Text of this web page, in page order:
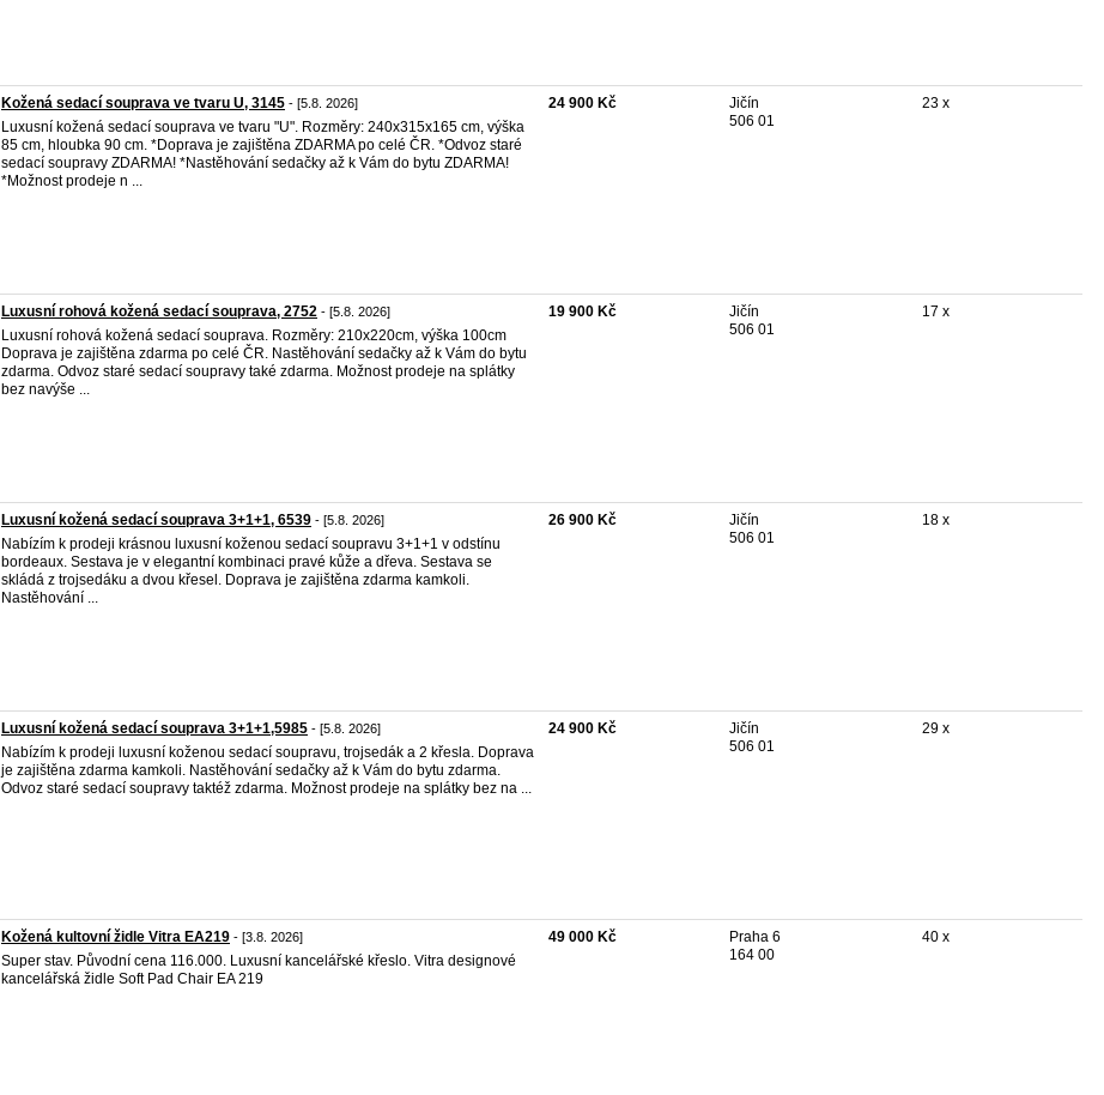
Kožená sedací souprava ve tvaru U, 3145 - [5.8. 2026]
Luxusní kožená sedací souprava ve tvaru "U". Rozměry: 240x315x165 cm, výška
85 cm, hloubka 90 cm. *Doprava je zajištěna ZDARMA po celé ČR. *Odvoz staré
sedací soupravy ZDARMA! *Nastěhování sedačky až k Vám do bytu ZDARMA!
*Možnost prodeje n ...
24 900 Kč
Jičín
506 01
23 x
Luxusní rohová kožená sedací souprava, 2752 - [5.8. 2026]
Luxusní rohová kožená sedací souprava. Rozměry: 210x220cm, výška 100cm
Doprava je zajištěna zdarma po celé ČR. Nastěhování sedačky až k Vám do bytu
zdarma. Odvoz staré sedací soupravy také zdarma. Možnost prodeje na splátky
bez navýše ...
19 900 Kč
Jičín
506 01
17 x
Luxusní kožená sedací souprava 3+1+1, 6539 - [5.8. 2026]
Nabízím k prodeji krásnou luxusní koženou sedací soupravu 3+1+1 v odstínu
bordeaux. Sestava je v elegantní kombinaci pravé kůže a dřeva. Sestava se
skládá z trojsedáku a dvou křesel. Doprava je zajištěna zdarma kamkoli.
Nastěhování ...
26 900 Kč
Jičín
506 01
18 x
Luxusní kožená sedací souprava 3+1+1,5985 - [5.8. 2026]
Nabízím k prodeji luxusní koženou sedací soupravu, trojsedák a 2 křesla. Doprava
je zajištěna zdarma kamkoli. Nastěhování sedačky až k Vám do bytu zdarma.
Odvoz staré sedací soupravy taktéž zdarma. Možnost prodeje na splátky bez na ...
24 900 Kč
Jičín
506 01
29 x
Kožená kultovní židle Vitra EA219 - [3.8. 2026]
Super stav. Původní cena 116.000. Luxusní kancelářské křeslo. Vitra designové
kancelářská židle Soft Pad Chair EA 219
49 000 Kč
Praha 6
164 00
40 x